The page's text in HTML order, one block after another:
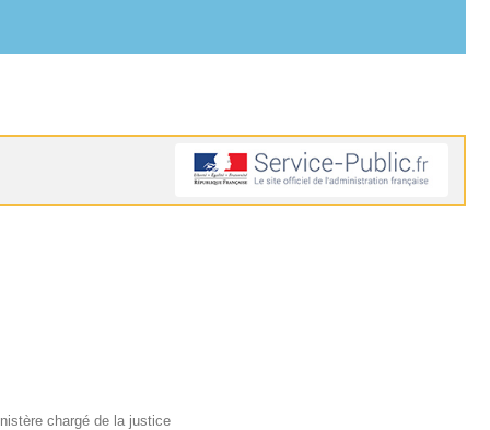
chargé de la justice